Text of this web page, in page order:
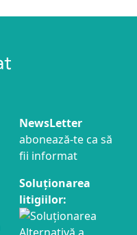
NewsLetter
abonează-te ca să
fii informat
Soluționarea
litigiilor: